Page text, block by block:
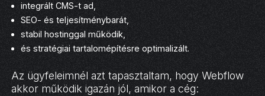
integrált CMS-t ad,
SEO- és teljesítménybarát,
stabil hostinggal működik,
és stratégiai tartalomépítésre optimalizált.
Az ügyfeleimnél azt tapasztaltam, hogy Webflow
akkor működik igazán jól, amikor a cég: